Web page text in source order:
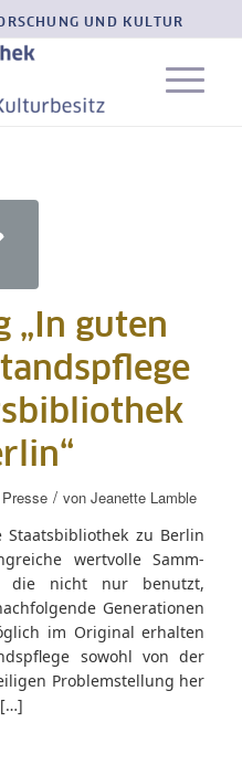
UND KULTUR
„In guten
Presse / vonJeanette Lamble
zu Berlin
wertvolle Samm­
die nicht nur benutzt,
Generationen
im Original erhalten
sowohl von der
Problemstellung her